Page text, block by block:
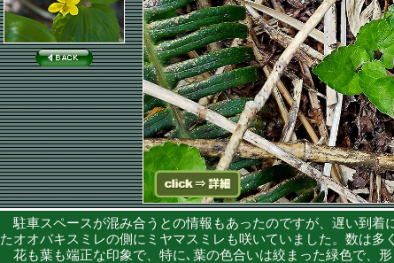
駐車スペースが混み合うとの情報もあったのですが、遅い到着
たオオバキスミレの側にミヤマスミレも咲いていました。数は多
花も葉も端正な印象で、特に､葉の色合いは絞まった緑色で、